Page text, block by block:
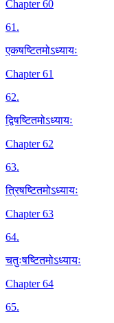
Chapter 60
61.
एकषष्टितमोऽध्यायः
Chapter 61
62.
द्विषष्टितमोऽध्यायः
Chapter 62
63.
त्रिषष्टितमोऽध्यायः
Chapter 63
64.
चतुःषष्टितमोऽध्यायः
Chapter 64
65.